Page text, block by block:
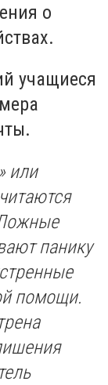
о
учащиеся
или
панику
помощи.